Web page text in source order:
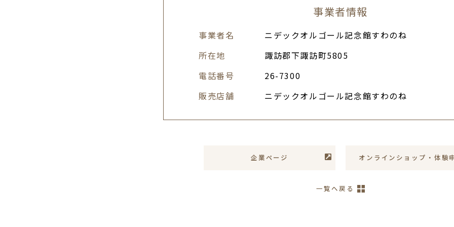
事業者情報
事業者名
ニデックオルゴール記念館すわのね
所在地
諏訪郡下諏訪町5805
電話番号
26-7300
販売店舗
ニデックオルゴール記念館すわのね
企業ページ オンライン ショップ ・体験
一覧へ戻る